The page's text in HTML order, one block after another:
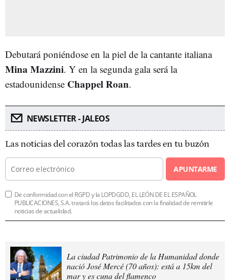
Debutará poniéndose en la piel de la cantante italiana
Mina Mazzini. Y en la segunda gala será la
estadounidense Chappel Roan.
NEWSLETTER - JALEOS
Las noticias del corazón todas las tardes en tu buzón
APUNTARME
De conformidad con el RGPD y la LOPDGDD, EL LEÓN DE EL ESPAÑOL
PUBLICACIONES, S.A. tratará los datos facilitados con la finalidad de remitirle
noticias de actualidad.
La ciudad Patrimonio de la Humanidad donde
nació José Mercé (70 años): está a 15km del
mar y es cuna del flamenco